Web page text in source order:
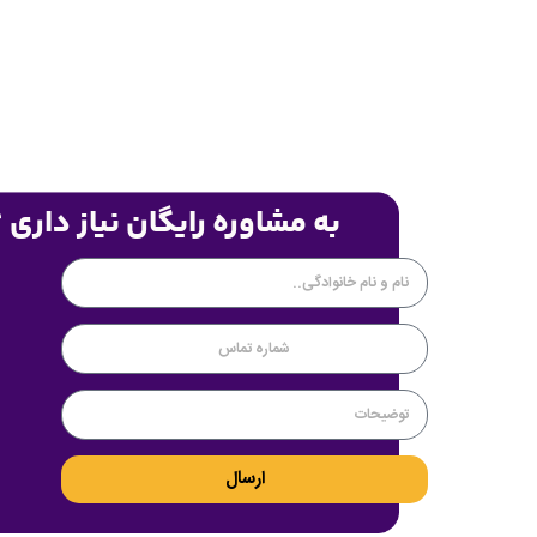
به مشاوره رایگان نیاز
ارسال